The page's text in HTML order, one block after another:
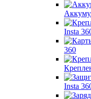
Insta
360
Insta